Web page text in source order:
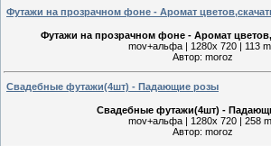
Футажи на прозрачном фоне - Аромат
Футажи на прозрачном фоне - Аромат
mov+альфа | 1280х 720 | 113
Автор: moroz
Свадебные футажи(4шт) - Падающие розы
Свадебные футажи(4шт) -
mov+альфа | 1280х 720 | 258
Автор: moroz